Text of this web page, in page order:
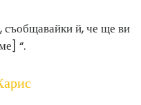
съобщавайки й, че ще ви
“.